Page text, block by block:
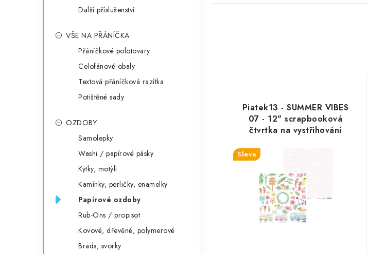
Další příslušenství
VŠE NA PŘÁNÍČKA
Přáníčkové polotovary
Celofánové obaly
Textová přáníčková razítka
Potištěné sady
OZDOBY
Samolepky
Washi / papírové pásky
Kytky, motýli
Kamínky, perličky, enamelky
Papírové ozdoby
Rub-Ons / propisot
Kovové, dřevěné, polymerové
Brads, svorky
Piatek13 - SUMMER VIBES
07 - 12" scrapbooková
čtvrtka na vystřihování
Sleva